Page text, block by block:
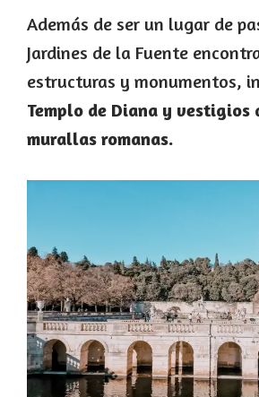
Además de ser un lugar de
Jardines de la Fuente
estructuras y monumentos,
Templo de Diana y vestigios
murallas romanas.